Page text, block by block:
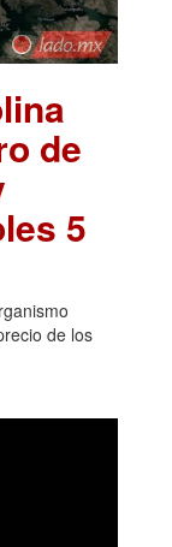
de
5
de los